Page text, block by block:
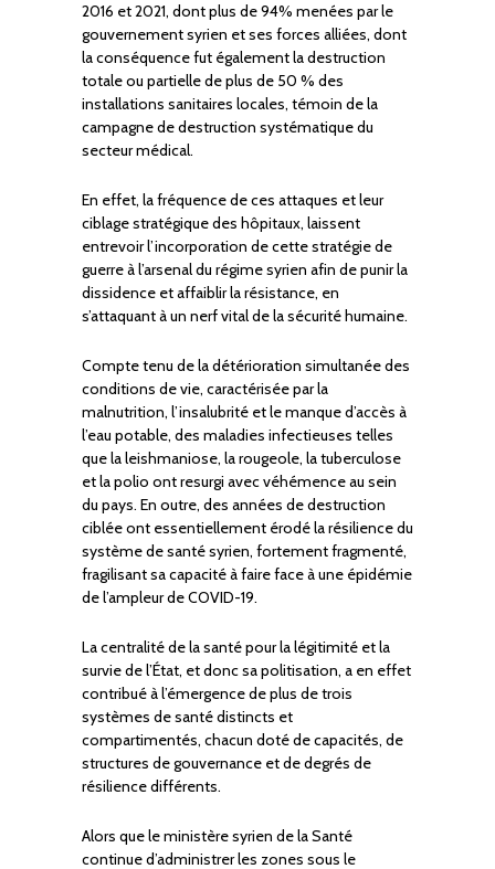
2016 et 2021, dont plus de 94% menées par le
gouvernement syrien et ses forces alliées, dont
la conséquence fut également la destruction
totale ou partielle de plus de 50 % des
installations sanitaires locales, témoin de la
campagne de destruction systématique du
secteur médical.
En effet, la fréquence de ces attaques et leur
ciblage stratégique des hôpitaux, laissent
entrevoir l’incorporation de cette stratégie de
guerre à l’arsenal du régime syrien afin de punir la
dissidence et affaiblir la résistance, en
s’attaquant à un nerf vital de la sécurité humaine.
Compte tenu de la détérioration simultanée des
conditions de vie, caractérisée par la
malnutrition, l’insalubrité et le manque d’accès à
l’eau potable, des maladies infectieuses telles
que la leishmaniose, la rougeole, la tuberculose
et la polio ont resurgi avec véhémence au sein
du pays. En outre, des années de destruction
ciblée ont essentiellement érodé la résilience du
système de santé syrien, fortement fragmenté,
fragilisant sa capacité à faire face à une épidémie
de l’ampleur de COVID-19.
La centralité de la santé pour la légitimité et la
survie de l’État, et donc sa politisation, a en effet
contribué à l’émergence de plus de trois
systèmes de santé distincts et
compartimentés, chacun doté de capacités, de
structures de gouvernance et de degrés de
résilience différents.
Alors que le ministère syrien de la Santé
continue d’administrer les zones sous le